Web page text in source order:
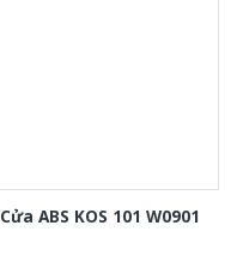
Cửa ABS KOS 101 W0901